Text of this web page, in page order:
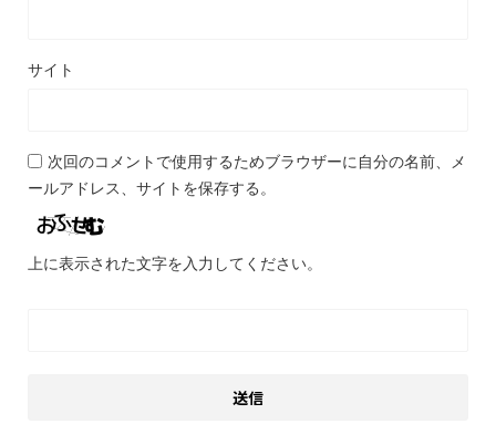
サイト
次回のコメントで使用するためブラウザーに自分の名前、メ
ールアドレス、サイトを保存する。
上に表示された文字を入力してください。